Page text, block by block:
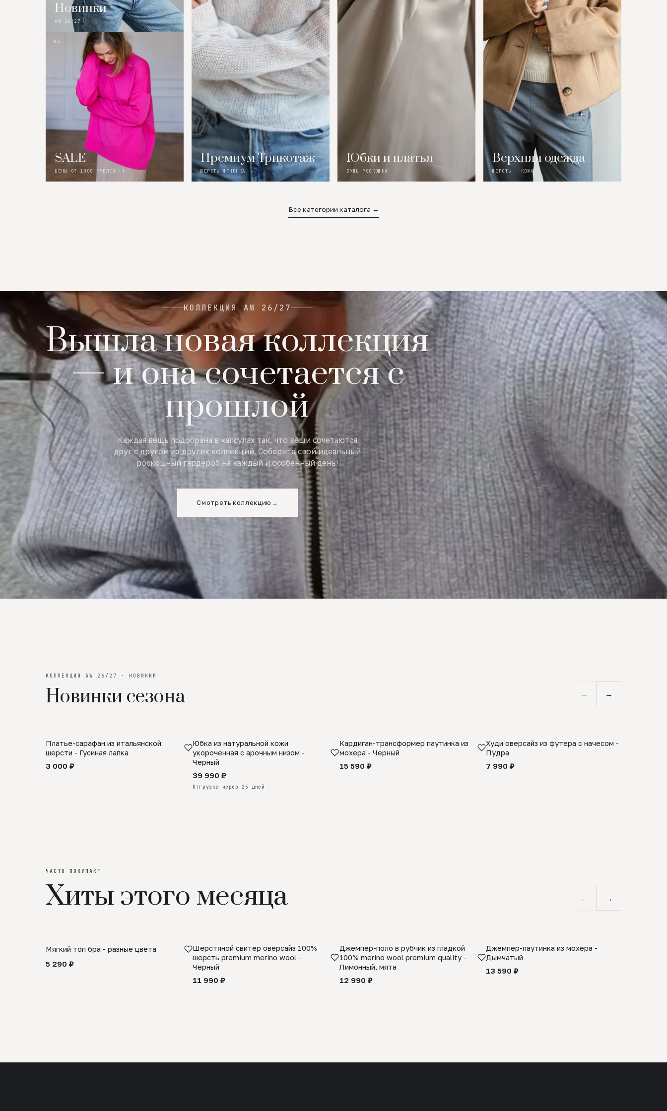
Новинки
AW 26/27
05
SALE
ЦЕНЫ ОТ 1000 РУБЛЕЙ!!!
Премиум Трикотаж
ШЕРСТЬ ЯГНЕНКА
Юбки и платья
БУДЬ РОСКОШНА
Верхняя одежда
ШЕРСТЬ · КОЖА
Все категории каталога →
КОЛЛЕКЦИЯ AW 26/27
Вышла новая коллекция
— и она сочетается с
прошлой
Каждая вещь подобрана в капсулах так, что вещи сочетаются
друг с другом из других коллекций. Соберите свой идеальный
роскошный гардероб на каждый и особенный день!
Смотреть коллекцию →
КОЛЛЕКЦИЯ AW 26/27 · НОВИНКИ
Новинки сезона ← →
SALE
Платье-сарафан из итальянской
шерсти - Гусиная лапка
3 000 ₽
ПРЕДЗАКАЗ
Юбка из натуральной кожи
укороченная с арочным низом -
Черный
39 990 ₽
Отгрузка через 25 дней
Кардиган-трансформер паутинка из
мохера - Черный
15 590 ₽
Худи оверсайз из футера с начесом -
Пудра
7 990 ₽
ЧАСТО ПОКУПАЮТ
Хиты этого месяца ← →
Мягкий топ бра - разные цвета
5 290 ₽
Шерстяной свитер оверсайз 100%
шерсть premium merino wool -
Черный
11 990 ₽
Джемпер-поло в рубчик из гладкой
100% merino wool premium quality -
Лимонный, мята
12 990 ₽
Джемпер-паутинка из мохера -
Дымчатый
13 590 ₽